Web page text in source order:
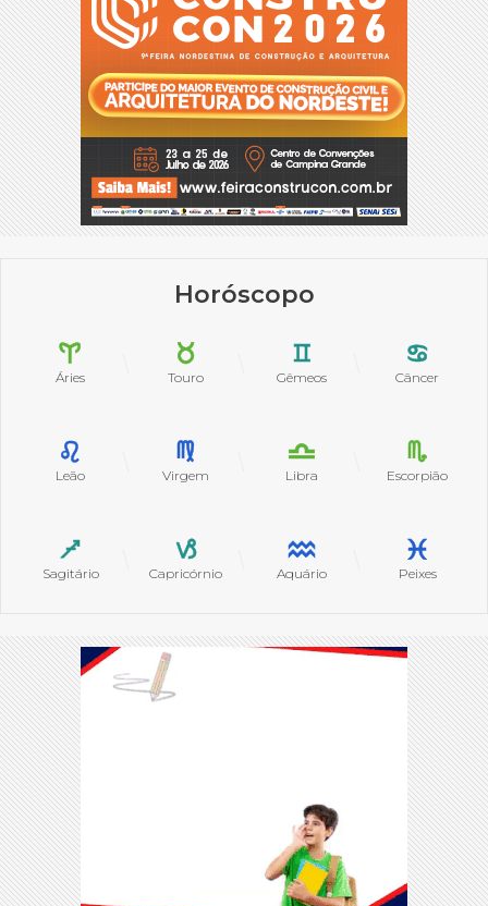
Horóscopo
Áries Touro Gêmeos Câncer
Leão Virgem Libra Escorpião
Sagitário Capricórnio Aquário Peixes